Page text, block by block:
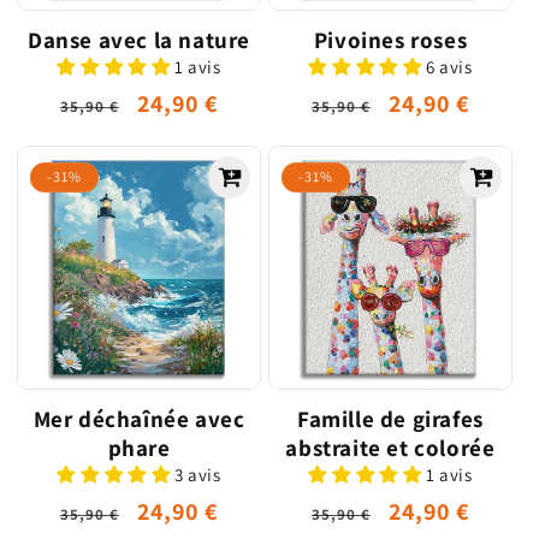
Danse avec la nature
1 avis
Prix
habituel
35,90 €
Prix
promotionnel
24,90 €
Pivoines roses
6 avis
Prix
habituel
35,90 €
Prix
24,90 €
-31%
Mer déchaînée avec
phare
3 avis
Prix
35,90 €
Prix
24,90 €
-31%
Famille de girafes
abstraite et colorée
1 avis
Prix
35,90 €
Prix
24,90 €